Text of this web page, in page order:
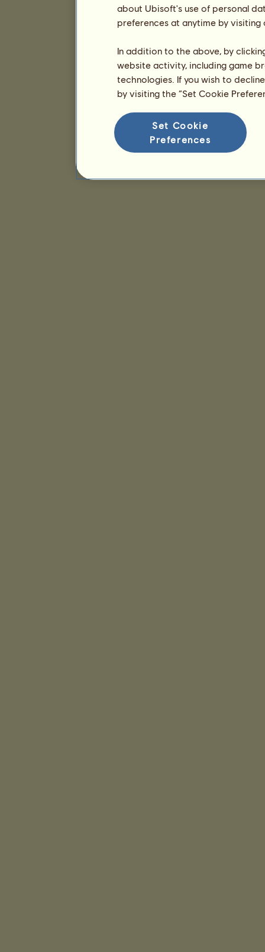
about Ubisoft's use of personal
preferences at anytime by
In addition to the above, by
website activity, including game
technologies. If you wish to
by visiting the “Set Cookie
Set Cookie
Preferences